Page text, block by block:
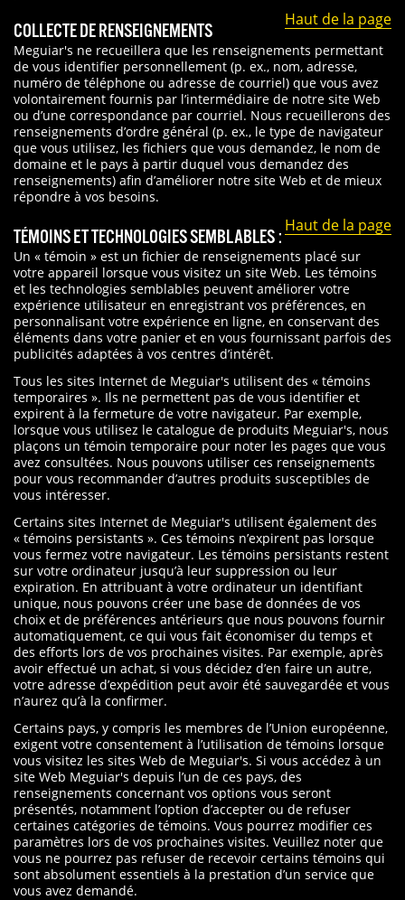
Haut de la page
COLLECTE DE RENSEIGNEMENTS
Meguiar's ne recueillera que les renseignements permettant
de vous identifier personnellement (p. ex., nom, adresse,
numéro de téléphone ou adresse de courriel) que vous avez
volontairement fournis par l’intermédiaire de notre site Web
ou d’une correspondance par courriel. Nous recueillerons des
renseignements d’ordre général (p. ex., le type de navigateur
que vous utilisez, les fichiers que vous demandez, le nom de
domaine et le pays à partir duquel vous demandez des
renseignements) afin d’améliorer notre site Web et de mieux
répondre à vos besoins.
Haut de la page
TÉMOINS ET TECHNOLOGIES SEMBLABLES :
Un « témoin » est un fichier de renseignements placé sur
votre appareil lorsque vous visitez un site Web. Les témoins
et les technologies semblables peuvent améliorer votre
expérience utilisateur en enregistrant vos préférences, en
personnalisant votre expérience en ligne, en conservant des
éléments dans votre panier et en vous fournissant parfois des
publicités adaptées à vos centres d’intérêt.
Tous les sites Internet de Meguiar's utilisent des « témoins
temporaires ». Ils ne permettent pas de vous identifier et
expirent à la fermeture de votre navigateur. Par exemple,
lorsque vous utilisez le catalogue de produits Meguiar's, nous
plaçons un témoin temporaire pour noter les pages que vous
avez consultées. Nous pouvons utiliser ces renseignements
pour vous recommander d’autres produits susceptibles de
vous intéresser.
Certains sites Internet de Meguiar's utilisent également des
« témoins persistants ». Ces témoins n’expirent pas lorsque
vous fermez votre navigateur. Les témoins persistants restent
sur votre ordinateur jusqu’à leur suppression ou leur
expiration. En attribuant à votre ordinateur un identifiant
unique, nous pouvons créer une base de données de vos
choix et de préférences antérieurs que nous pouvons fournir
automatiquement, ce qui vous fait économiser du temps et
des efforts lors de vos prochaines visites. Par exemple, après
avoir effectué un achat, si vous décidez d’en faire un autre,
votre adresse d’expédition peut avoir été sauvegardée et vous
n’aurez qu’à la confirmer.
Certains pays, y compris les membres de l’Union européenne,
exigent votre consentement à l’utilisation de témoins lorsque
vous visitez les sites Web de Meguiar's. Si vous accédez à un
site Web Meguiar's depuis l’un de ces pays, des
renseignements concernant vos options vous seront
présentés, notamment l’option d’accepter ou de refuser
certaines catégories de témoins. Vous pourrez modifier ces
paramètres lors de vos prochaines visites. Veuillez noter que
vous ne pourrez pas refuser de recevoir certains témoins qui
sont absolument essentiels à la prestation d’un service que
vous avez demandé.